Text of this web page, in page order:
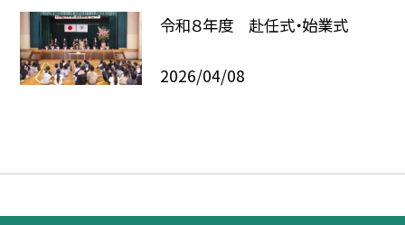
令和８年度 赴任式・始業式
2026/04/08